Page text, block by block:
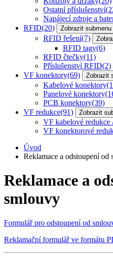
Ostatní příslušenství
Napájecí zdroje a
RFID(20) Zobrazit
RFID řešení(7)
RFID tagy(6)
RFID čtečky(11)
Příslušenství RFID(2)
VF konektory(69) Zobrazit
Kabelové konektory
Panelové konektory
PCB konektory(39)
VF redukce(91) Zobrazit
VF kabelové redukce
VF konektorové
Úvod
Reklamace a odstoupení od
Reklamace a
smlouvy
Formulář pro odstoupení od
Reklamační formulář ve formátu